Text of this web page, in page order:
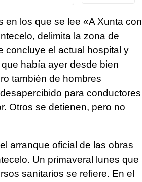
en los que se lee «A Xunta con
delimita la zona de
concluye el actual hospital y
había ayer desde bien
también de hombres
para conductores
Otros se detienen, pero no
arranque oficial de las obras
Un primaveral lunes que
sanitarios se refiere. En el